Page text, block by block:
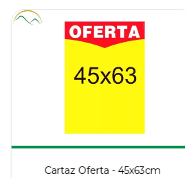
Cartaz Oferta - 45x63cm